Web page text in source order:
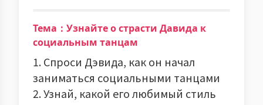
Тема：Узнайте о страсти Давида к
социальным танцам
1. Спроси Дэвида, как он начал
заниматься социальными танцами
2. Узнай, какой его любимый стиль